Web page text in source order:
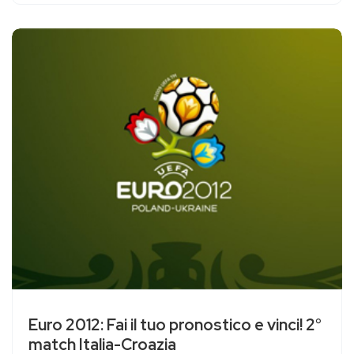
Euro 2012: Fai il tuo pronostico e vinci! 2°
match Italia-Croazia